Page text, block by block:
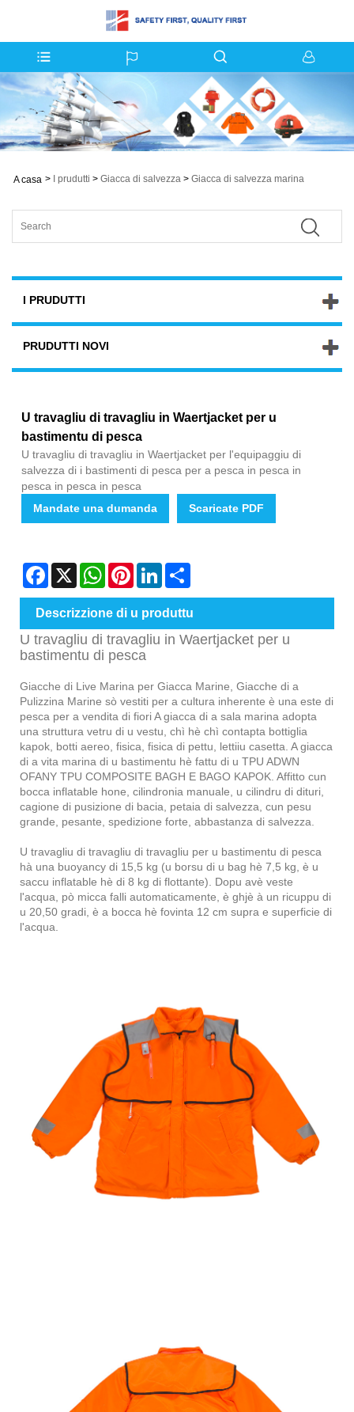
A casa > I prudutti > Giacca di salvezza > Giacca di salvezza marina
I PRUDUTTI
PRUDUTTI NOVI
U travagliu di travagliu in Waertjacket per u
bastimentu di pesca
U travagliu di travagliu in Waertjacket per l'equipaggiu di
salvezza di i bastimenti di pesca per a pesca in pesca in
pesca in pesca in pesca
Mandate una dumanda
Scaricate PDF
Facebook
X WhatsAppPinterestLinkedIn
Descrizzione di u produttu
U travagliu di travagliu in Waertjacket per u
bastimentu di pesca
Giacche di Live Marina per Giacca Marine, Giacche di a
Pulizzina Marine sò vestiti per a cultura inherente è una este di
pesca per a vendita di fiori A giacca di a sala marina adopta
una struttura vetru di u vestu, chì hè chì contapta bottiglia
kapok, botti aereo, fisica, fisica di pettu, lettiiu casetta. A giacca
di a vita marina di u bastimentu hè fattu di u TPU ADWN
OFANY TPU COMPOSITE BAGH E BAGO KAPOK. Affitto cun
bocca inflatable hone, cilindronia manuale, u cilindru di dituri,
cagione di pusizione di bacia, petaia di salvezza, cun pesu
grande, pesante, spedizione forte, abbastanza di salvezza.
U travagliu di travagliu di travagliu per u bastimentu di pesca
hà una buoyancy di 15,5 kg (u borsu di u bag hè 7,5 kg, è u
saccu inflatable hè di 8 kg di flottante). Dopu avè veste
l'acqua, pò micca falli automaticamente, è ghjè à un ricuppu di
u 20,50 gradi, è a bocca hè fovinta 12 cm supra e superficie di
l'acqua.